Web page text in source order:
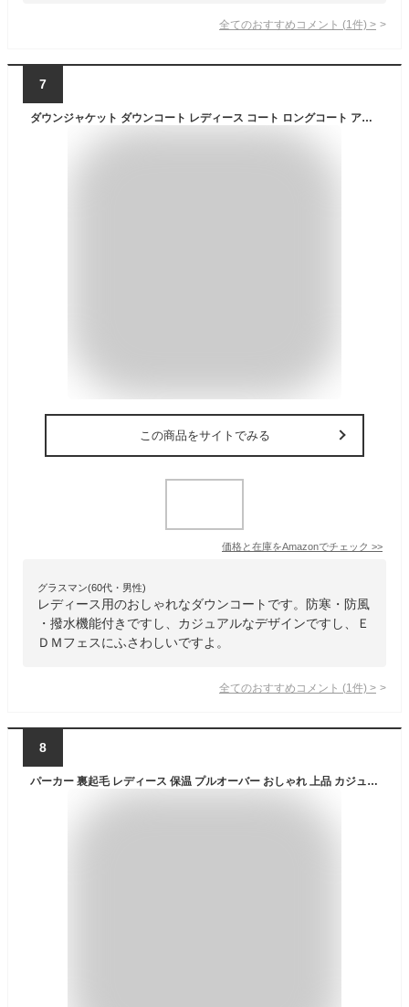
全てのおすすめコメント (1 件) >
7
ダウンジャケット ダウンコート レディース コート ロングコート アウトドア フード付き リブ編み 保温 防風 防寒 撥水加工 厚手 無地 通勤 作業着 登山服 おしゃれ 暖かい 秋冬(アーミーグリーン,L)
この商品をサイトでみる
価格と在庫をAmazonでチェック >>
グラスマン(60代・男性)
レディース用のおしゃれなダウンコートです。防寒・防風
・撥水機能付きですし、カジュアルなデザインですし、Ｅ
ＤＭフェスにふさわしいですよ。
全てのおすすめコメント (1 件) >
8
パーカー 裏起毛 レディース 保温 プルオーバー おしゃれ 上品 カジュアルパーカー 秋服 冬着 新作 ゆったり モコモコ 厚手 フード付き